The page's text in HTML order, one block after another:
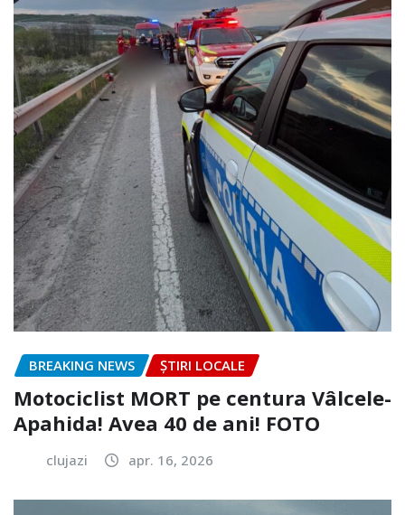
BREAKING NEWS ȘTIRI LOCALE
Motociclist MORT pe centura Vâlcele-
Apahida! Avea 40 de ani! FOTO
clujazi apr. 16, 2026